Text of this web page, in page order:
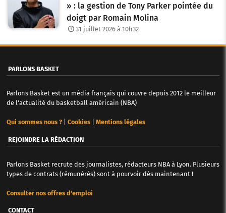
» : la gestion de Tony Parker pointée du
doigt par Romain Molina
31 juillet 2026 à 10h32
PARLONS BASKET
Parlons Basket est un média français qui couvre depuis 2012 le meilleur
de l'actualité du basketball américain (NBA)
Qui sommes nous ?| Cookies| Mentions légales
REJOINDRE LA RÉDACTION
Parlons Basket recrute des journalistes, rédacteurs NBA à Lyon. Plusieurs
types de contrats (rémunérés) sont à pourvoir dès maintenant !
Consulter nos offres d'emploi
CONTACT